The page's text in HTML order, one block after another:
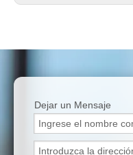
Dejar un Mensaje